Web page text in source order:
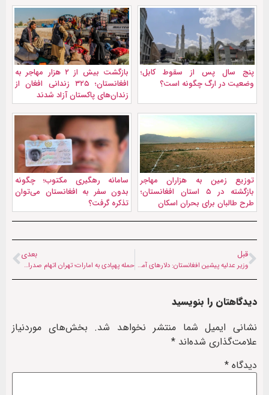
پنج سال پس از سقوط کابل؛
وضعیت در ارگ چگونه است؟
بازگشت بیش از ۲ هزار مهاجر به
افغانستان؛ ۳۲۵ زندانی افغان از
زندان‌های پاکستان آزاد شدند
توزیع زمین به هزاران مهاجر
بازگشته در ۵ استان افغانستان؛
طرح طالبان برای بحران اسکان
سامانه رهگیری مکتوب؛ چگونه
بدون سفر به افغانستان می‌توان
تذکره گرفت؟
قبل
وزیر عدلیه پیشین افغانستان: دلارهای آمریکا حاکمیت طالبان را تقویت کرد
بعدی
حمله پهپادی به امارات؛ تهران اتهام صدر‌اعظم آلمان را «ریاکارانه و بی‌اساس» خواند
دیدگاهتان را بنویسید
نشانی ایمیل شما منتشر نخواهد شد. بخش‌های موردنیاز
علامت‌گذاری شده‌اند *
دیدگاه *